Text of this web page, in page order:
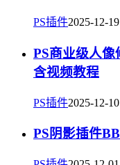
PS插件2025-12-19
PS商业级人
含视频教程
PS插件2025-12-10
PS阴影插件